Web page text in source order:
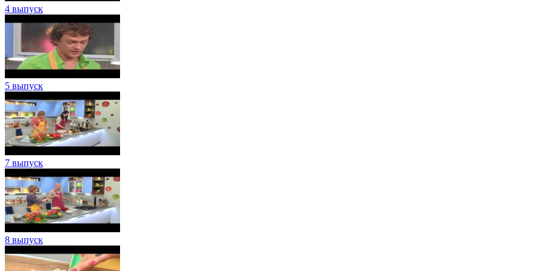
4 выпуск
5 выпуск
7 выпуск
8 выпуск